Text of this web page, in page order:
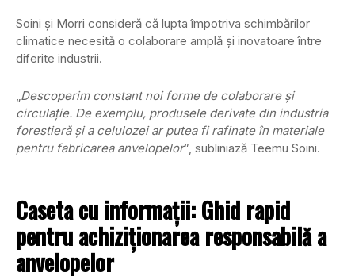
Soini și Morri consideră că lupta împotriva schimbărilor
climatice necesită o colaborare amplă și inovatoare între
diferite industrii.
„Descoperim constant noi forme de colaborare și
circulație. De exemplu, produsele derivate din industria
forestieră și a celulozei ar putea fi rafinate în materiale
pentru fabricarea anvelopelor”, subliniază Teemu Soini.
Caseta cu informații: Ghid rapid
pentru achiziționarea responsabilă a
anvelopelor